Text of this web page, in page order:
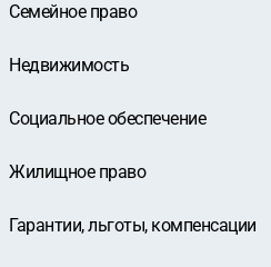
Семейное право
Недвижимость
Социальное обеспечение
Жилищное право
Гарантии, льготы, компенсации